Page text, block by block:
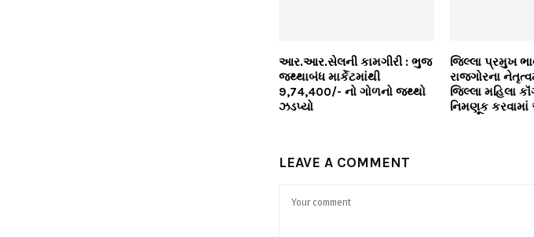
આર.આર.સેલની કામગીરી : ભુજ
જથ્થાબંધ માર્કેટમાંથી
9,74,400/- નો ગોળનો જથ્થો
ઝડપ્યો
જિલ્લા પ્રમુખ
રાજગોરના
જિલ્લા મહિલા
નિમણૂક
LEAVE A COMMENT